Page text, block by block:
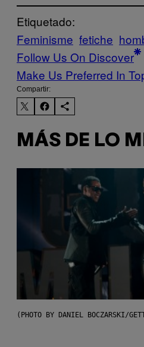
Etiquetado:
Feminisme fetiche
Follow Us On Discover
Make Us Preferred In
Compartir:
MÁS DE LO
(PHOTO BY DANIEL BOCZARSKI/